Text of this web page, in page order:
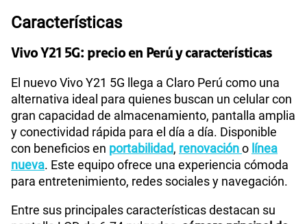
Características
Vivo Y21 5G: precio en Perú y características
El nuevo Vivo Y21 5G llega a Claro Perú como una
alternativa ideal para quienes buscan un celular con
gran capacidad de almacenamiento, pantalla amplia
y conectividad rápida para el día a día. Disponible
con beneficios en portabilidad, renovacióno línea
nueva. Este equipo ofrece una experiencia cómoda
para entretenimiento, redes sociales y navegación.
Entre sus principales características destacan su